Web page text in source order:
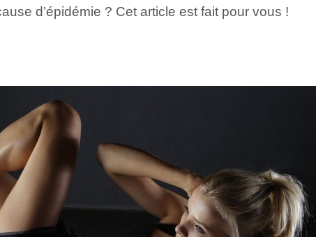
d’épidémie ? Cet article est fait pour vous !